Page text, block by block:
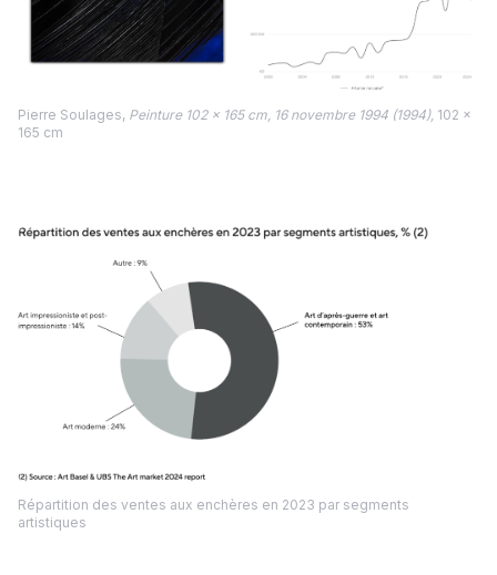
Pierre Soulages, Peinture 102 x 165 cm, 16 novembre 1994 (1994), 102 x
165 cm
Répartition des ventes aux enchères en 2023 par segments
artistiques